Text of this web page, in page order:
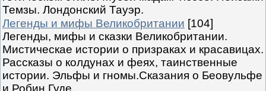
Темзы. Лондонский Тауэр.
Легенды и мифы Великобритании [104]
Легенды, мифы и сказки Великобритании.
Мистическае истории о призраках и красавицах.
Рассказы о колдунах и феях, таинственные
истории. Эльфы и гномы.Сказания о Беовульфе
и Робин Гуде.